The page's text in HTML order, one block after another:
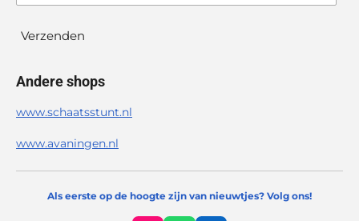
Verzenden
Andere shops
www.schaatsstunt.nl
www.avaningen.nl
Als eerste op de hoogte zijn van nieuwtjes? Volg ons!